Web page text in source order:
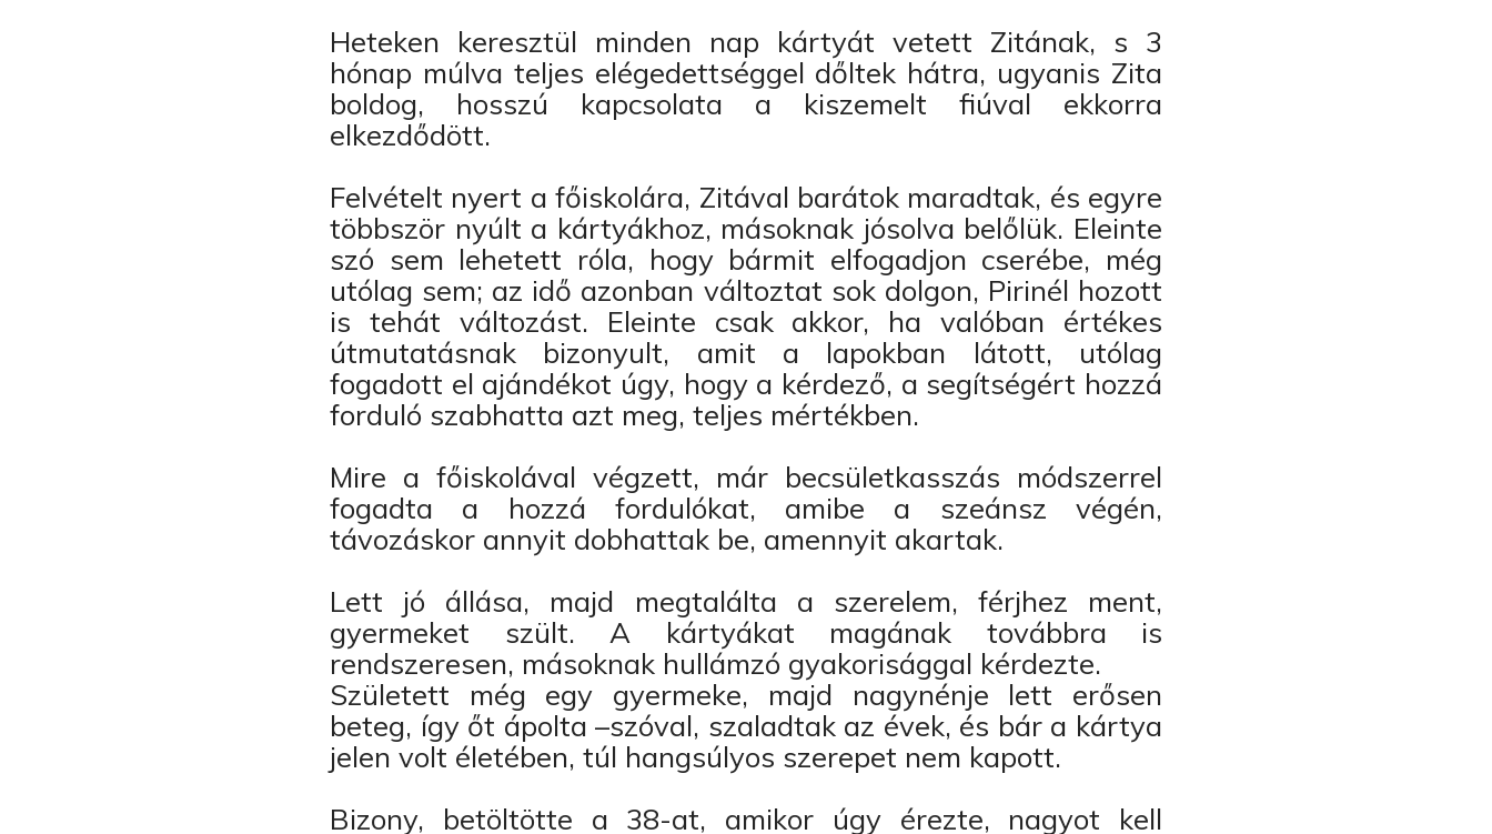
Heteken keresztül minden nap kártyát vetett Zitának, s 3
hónap múlva teljes elégedettséggel dőltek hátra, ugyanis Zita
boldog, hosszú kapcsolata a kiszemelt fiúval ekkorra
elkezdődött.
Felvételt nyert a főiskolára, Zitával barátok maradtak, és egyre
többször nyúlt a kártyákhoz, másoknak jósolva belőlük. Eleinte
szó sem lehetett róla, hogy bármit elfogadjon cserébe, még
utólag sem; az idő azonban változtat sok dolgon, Pirinél hozott
is tehát változást. Eleinte csak akkor, ha valóban értékes
útmutatásnak bizonyult, amit a lapokban látott, utólag
fogadott el ajándékot úgy, hogy a kérdező, a segítségért hozzá
forduló szabhatta azt meg, teljes mértékben.
Mire a főiskolával végzett, már becsületkasszás módszerrel
fogadta a hozzá fordulókat, amibe a szeánsz végén,
távozáskor annyit dobhattak be, amennyit akartak.
Lett jó állása, majd megtalálta a szerelem, férjhez ment,
gyermeket szült. A kártyákat magának továbbra is
rendszeresen, másoknak hullámzó gyakorisággal kérdezte.
Született még egy gyermeke, majd nagynénje lett erősen
beteg, így őt ápolta –szóval, szaladtak az évek, és bár a kártya
jelen volt életében, túl hangsúlyos szerepet nem kapott.
Bizony, betöltötte a 38-at, amikor úgy érezte, nagyot kell